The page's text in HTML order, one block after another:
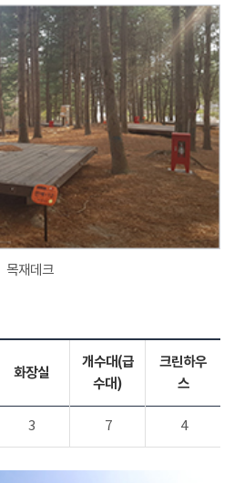
목재데크
화장실
개수대(급
수대)
크린하우
스
3 7 4